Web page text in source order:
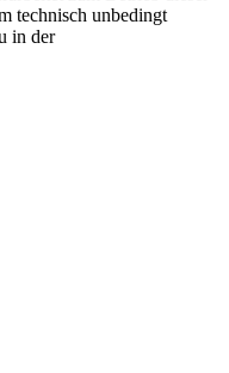
technisch unbedingt
in der